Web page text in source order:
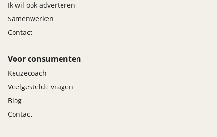
Ik wil ook adverteren
Samenwerken
Contact
Voor consumenten
Keuzecoach
Veelgestelde vragen
Blog
Contact